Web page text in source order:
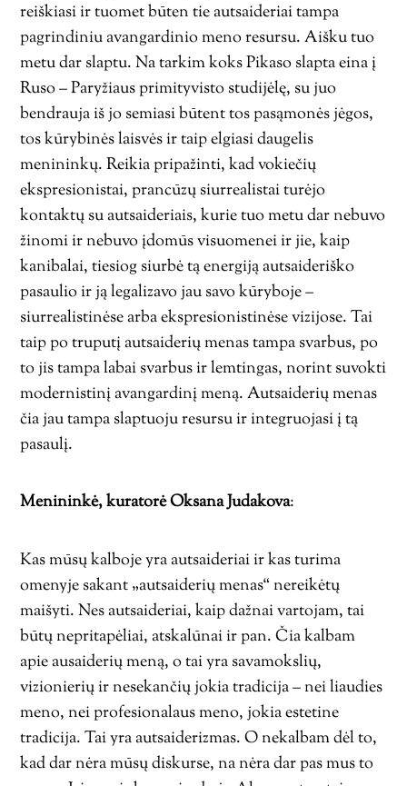
reiškiasi ir tuomet būten tie autsaideriai tampa
pagrindiniu avangardinio meno resursu. Aišku tuo
metu dar slaptu. Na tarkim koks Pikaso slapta eina į
Ruso – Paryžiaus primityvisto studijėlę, su juo
bendrauja iš jo semiasi būtent tos pasąmonės jėgos,
tos kūrybinės laisvės ir taip elgiasi daugelis
menininkų. Reikia pripažinti, kad vokiečių
ekspresionistai, prancūzų siurrealistai turėjo
kontaktų su autsaideriais, kurie tuo metu dar nebuvo
žinomi ir nebuvo įdomūs visuomenei ir jie, kaip
kanibalai, tiesiog siurbė tą energiją autsaideriško
pasaulio ir ją legalizavo jau savo kūryboje –
siurrealistinėse arba ekspresionistinėse vizijose. Tai
taip po truputį autsaiderių menas tampa svarbus, po
to jis tampa labai svarbus ir lemtingas, norint suvokti
modernistinį avangardinį meną. Autsaiderių menas
čia jau tampa slaptuoju resursu ir integruojasi į tą
pasaulį.
Menininkė, kuratorė Oksana Judakova:
Kas mūsų kalboje yra autsaideriai ir kas turima
omenyje sakant „autsaiderių menas“ nereikėtų
maišyti. Nes autsaideriai, kaip dažnai vartojam, tai
būtų nepritapėliai, atskalūnai ir pan. Čia kalbam
apie ausaiderių meną, o tai yra savamokslių,
vizionierių ir nesekančių jokia tradicija – nei liaudies
meno, nei profesionalaus meno, jokia estetine
tradicija. Tai yra autsaiderizmas. O nekalbam dėl to,
kad dar nėra mūsų diskurse, na nėra dar pas mus to